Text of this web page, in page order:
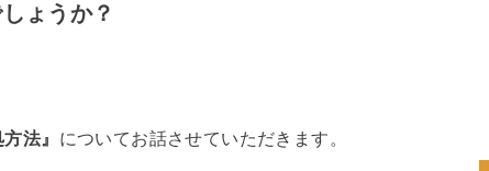
ょうか？
法』 についてお話させていただきます。